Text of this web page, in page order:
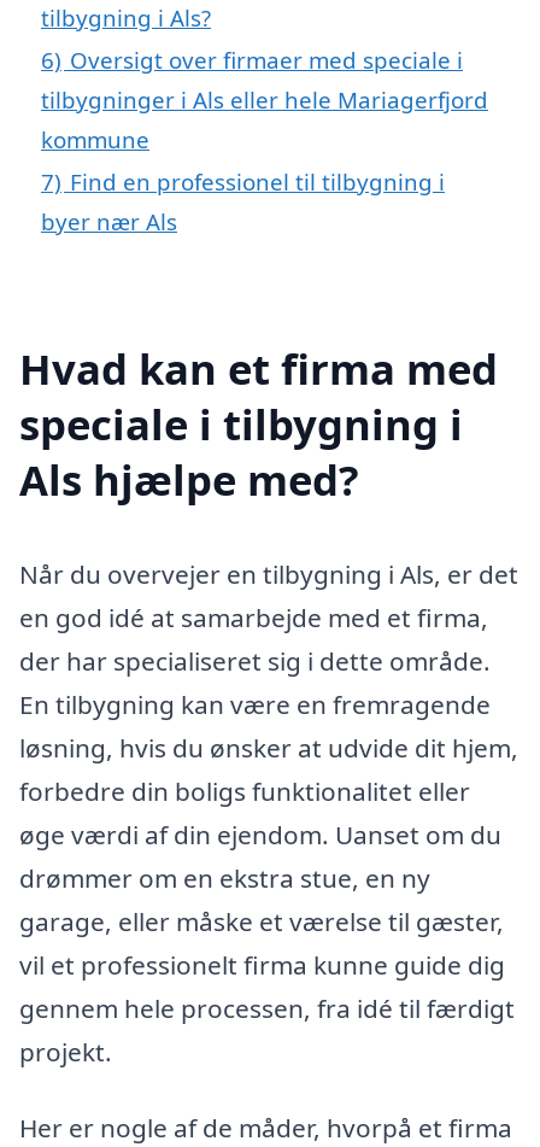
tilbygning i Als?
6) Oversigt over firmaer med speciale i
tilbygninger i Als eller hele Mariagerfjord
kommune
7) Find en professionel til tilbygning i
byer nær Als
Hvad kan et firma med
speciale i tilbygning i
Als hjælpe med?
Når du overvejer en tilbygning i Als, er det
en god idé at samarbejde med et firma,
der har specialiseret sig i dette område.
En tilbygning kan være en fremragende
løsning, hvis du ønsker at udvide dit hjem,
forbedre din boligs funktionalitet eller
øge værdi af din ejendom. Uanset om du
drømmer om en ekstra stue, en ny
garage, eller måske et værelse til gæster,
vil et professionelt firma kunne guide dig
gennem hele processen, fra idé til færdigt
projekt.
Her er nogle af de måder, hvorpå et firma